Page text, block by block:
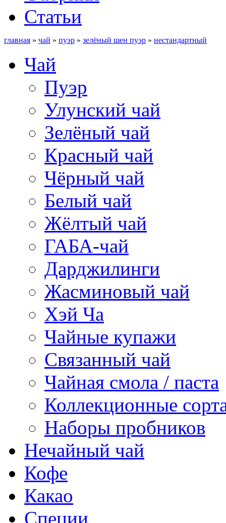
Статьи
главная » чай » пуэр » зелёный шен пуэр » нестандартный
Чай
Пуэр
Улунский чай
Зелёный чай
Красный чай
Чёрный чай
Белый чай
Жёлтый чай
ГАБА-чай
Дарджилинги
Жасминовый чай
Хэй Ча
Чайные купажи
Связанный чай
Чайная смола / паста
Коллекционные
Наборы пробников
Нечайный чай
Кофе
Какао
Специи